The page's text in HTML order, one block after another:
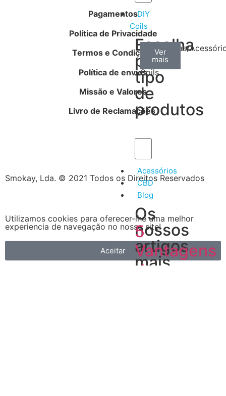
DIY
Coils
Escolha
por
tipo
de
produtos
Arame
Coils
Ver
mais
Algodão
Ver
mais
Ferramentas/
Ver
mais
Acessórios
CBD
Blog
Os
nossos
artigos
mais
5
Vantagens
do
Pagamentos
Política de Privacidade
Termos e Condições
Política de envios
Missão e Valores
Livro de Reclamações
Smokay, Lda. © 2021 Todos os Direitos Reservados
Utilizamos cookies para oferecer-lhe uma melhor
experiencia de navegação no nosso site!
Aceitar